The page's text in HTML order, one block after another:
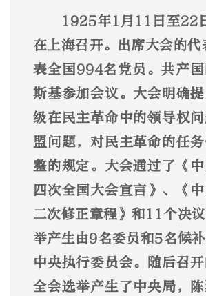
1925年1月11日至22
在上海召开。出席大会的
表全国994名党员。共产
斯基参加会议。大会明确
级在民主革命中的领导权
盟问题，对民主革命的任
整的规定。大会通过了《
四次全国大会宣言》、《
二次修正章程》和11个决
举产生由9名委员和5名候
中央执行委员会。随后召
全会选举产生了中央局，